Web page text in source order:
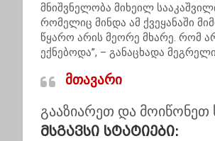
მნიშვნელობა მიხეილ
რომელიც მინდა ამ ქვეყანაში
წყარო არის მეორე მხარე. რომ
ექნებოდა”, – განაცხადა
მთავარი
გააზიარეთ და მოიწონეთ
Მსგავსი Სტატიები: